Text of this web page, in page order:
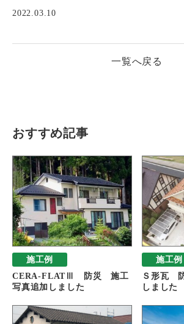
会社概要
採用情報
先輩社員の声
お問い合わせ プライバシーポリシー サイト
2022.03.10
一覧へ戻る
おすすめ記事
施工例
CERA-FLATⅢ 防災 施工
写真追加しました
施工例
Ｓ形瓦
しました